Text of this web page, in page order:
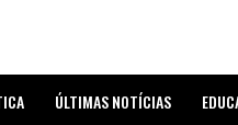
ÚLTIMAS NOTÍCIAS